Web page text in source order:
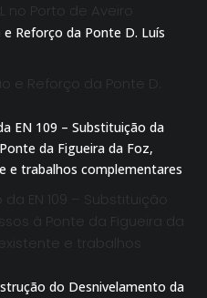
no Porto de Aveiro
e Reforço da Ponte D.
EN 109 – Substituição
à Ponte da Figueira da
e trabalhos